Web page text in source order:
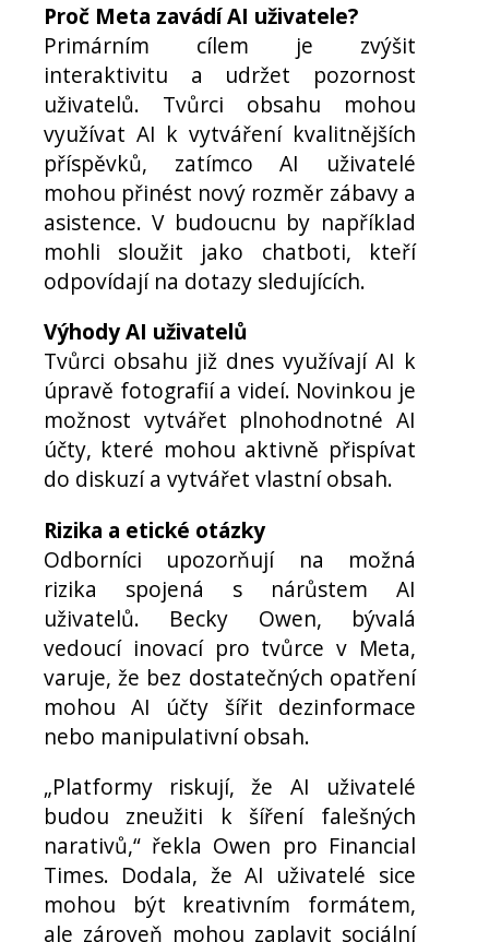
Proč Meta zavádí AI uživatele?
Primárním cílem je zvýšit
interaktivitu a udržet pozornost
uživatelů. Tvůrci obsahu mohou
využívat AI k vytváření kvalitnějších
příspěvků, zatímco AI uživatelé
mohou přinést nový rozměr zábavy a
asistence. V budoucnu by například
mohli sloužit jako chatboti, kteří
odpovídají na dotazy sledujících.
Výhody AI uživatelů
Tvůrci obsahu již dnes využívají AI k
úpravě fotografií a videí. Novinkou je
možnost vytvářet plnohodnotné AI
účty, které mohou aktivně přispívat
do diskuzí a vytvářet vlastní obsah.
Rizika a etické otázky
Odborníci upozorňují na možná
rizika spojená s nárůstem AI
uživatelů. Becky Owen, bývalá
vedoucí inovací pro tvůrce v Meta,
varuje, že bez dostatečných opatření
mohou AI účty šířit dezinformace
nebo manipulativní obsah.
„Platformy riskují, že AI uživatelé
budou zneužiti k šíření falešných
narativů,“ řekla Owen pro Financial
Times. Dodala, že AI uživatelé sice
mohou být kreativním formátem,
ale zároveň mohou zaplavit sociální